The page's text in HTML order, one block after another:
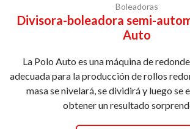
Boleadoras
Divisora-boleadora semi-
Auto
La Polo Auto es una máquina de
adecuada para la producción de rollos
masa se nivelará, se dividirá y luego se
obtener un resultado